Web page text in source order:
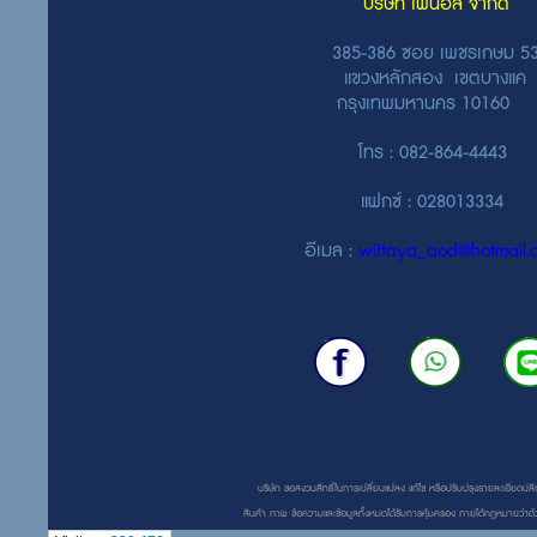
385-386 ซอย เพชรเกษม
แขวงหลักสอง เขตบางแค
กรุงเทพมหานคร 10160
โทร : 082-864-4443
แฟกซ์ : 028013334
อีเมล :
บริษัท ขอสงวนสิทธิ์ในการเปลี่ยนแปลง แก้ไข หรือปรับปรุงรายละเอียด
สินค้า ภาพ ข้อความและข้อมูลทั้งหมดได้รับการคุ้มครอง ภายใต้กฎหมายว่